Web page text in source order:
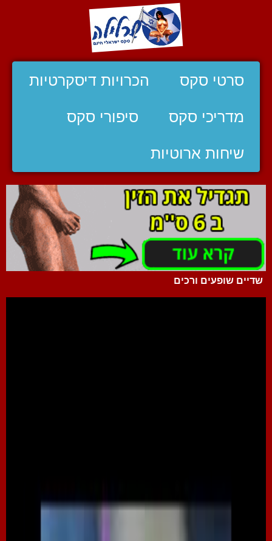
סרטי סקס הכרויות דיסקרטיות
מדריכי סקס סיפורי סקס
שיחות ארוטיות
שדיים שופעים ורכים